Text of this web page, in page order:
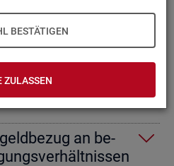
BESTÄTIGEN
ZULASSEN
an be­